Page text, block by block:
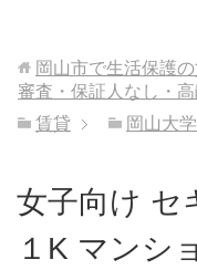
岡山市で生活保護
審査・保証人なし・
賃貸
岡山大学
女子向け セ
１K マンシ